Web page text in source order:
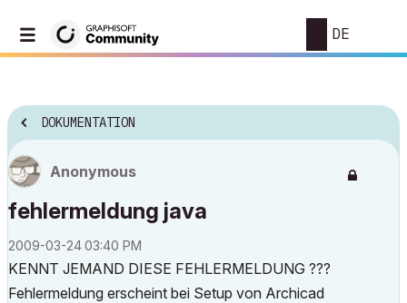
DE
DOKUMENTATION
Anonymous
fehlermeldung java
‎2009-03-2403:40 PM
KENNT JEMAND DIESE FEHLERMELDUNG ???
Fehlermeldung erscheint bei Setup von Archicad